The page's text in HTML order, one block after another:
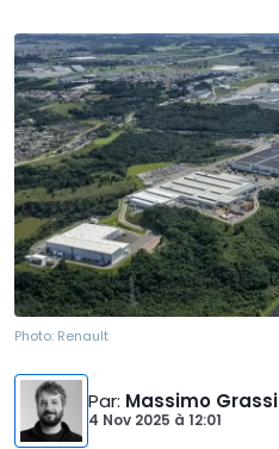
Photo: Renault
Par: Massimo Grassi
4 Nov 2025 à 12:01